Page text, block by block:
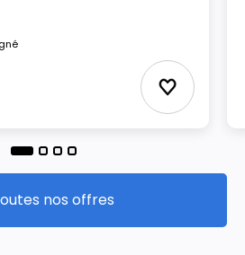
Ajouter
Toutes nos offres
nos offres